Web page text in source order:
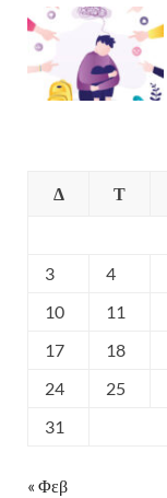
Δ
Τ
3
4
10
11
17
18
24
25
31
« Φεβ